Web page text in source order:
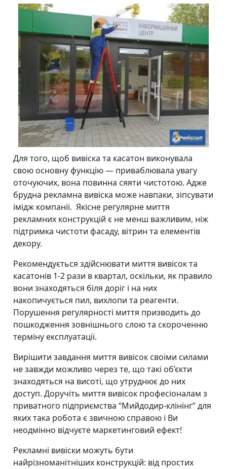
Для того, щоб вивіска та касатон виконувала
свою основну функцію — приваблювала увагу
оточуючих, вона повинна сяяти чистотою. Адже
брудна рекламна вивіска може навпаки, зіпсувати
імідж компанії. Якісне регулярне миття
рекламних конструкцій є не менш важливим, ніж
підтримка чистоти фасаду, вітрин та елементів
декору.
Рекомендується здійснювати миття вивісок та
касатонів 1-2 рази в квартал, оскільки, як правило
вони знаходяться біля доріг і на них
накопичується пил, вихлопи та реагенти.
Порушення регулярності миття призводить до
пошкодження зовнішнього слою та скороченню
терміну експлуатації.
Вирішити завдання миття вивісок своїми силами
не завжди можливо через те, що такі об’єкти
знаходяться на висоті, що утруднює до них
доступ. Доручіть миття вивісок професіоналам з
приватного підприємства “Мийдодир-клінінг” для
яких така робота є звичною справою і Ви
неодмінно відчуєте маркетинговий ефект!
Рекламні вивіски можуть бути
найрізноманітніших конструкцій: від простих